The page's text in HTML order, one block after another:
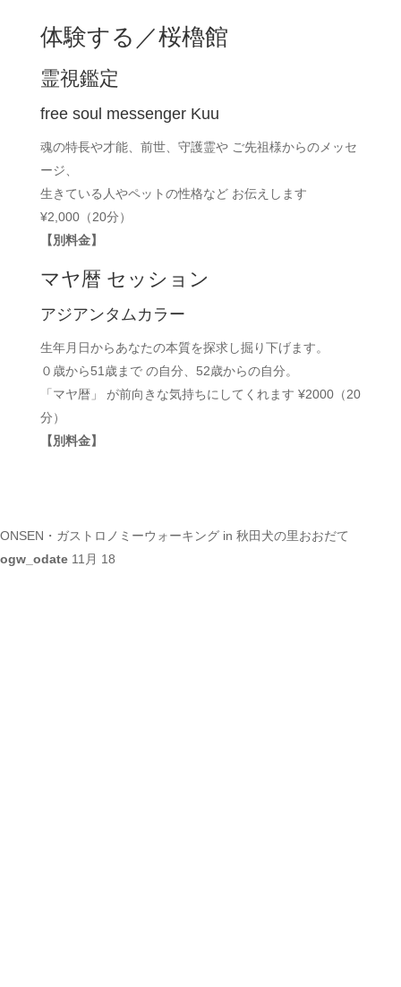
体験する／桜櫓館
霊視鑑定
free soul messenger Kuu
魂の特長や才能、前世、守護霊や ご先祖様からのメッセ
ージ、
生きている人やペットの性格など お伝えします
¥2,000（20分）
【別料金】
マヤ暦 セッション
アジアンタムカラー
生年月日からあなたの本質を探求し掘り下げます。
０歳から51歳まで の自分、52歳からの自分。
「マヤ暦」 が前向きな気持ちにしてくれます ¥2000（20
分）
【別料金】
ONSEN・ガストロノミーウォーキング in 秋田犬の里おおだて
ogw_odate 11月 18